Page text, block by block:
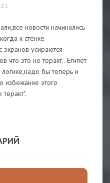
новости начинались
к стенке
экранов усираются
что это не теракт.. Египет
бы теперь и
избежание этого